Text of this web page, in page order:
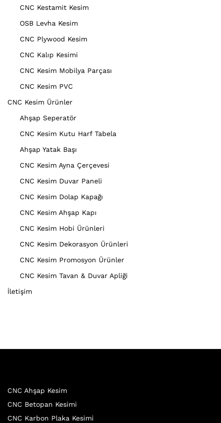
CNC Kestamit Kesim
OSB Levha Kesim
CNC Plywood Kesim
CNC Kalıp Kesimi
CNC Kesim Mobilya Parçası
CNC Kesim PVC
CNC Kesim Ürünler
Ahşap Seperatör
CNC Kesim Kutu Harf Tabela
Ahşap Yatak Başı
CNC Kesim Ayna Çerçevesi
CNC Kesim Duvar Paneli
CNC Kesim Dolap Kapağı
CNC Kesim Ahşap Kapı
CNC Kesim Hobi Ürünleri
CNC Kesim Dekorasyon Ürünleri
CNC Kesim Promosyon Ürünler
CNC Kesim Tavan & Duvar Apliği
İletişim
CNC Ahşap Kesim
CNC Betopan Kesimi
CNC Karbon Plaka Kesimi